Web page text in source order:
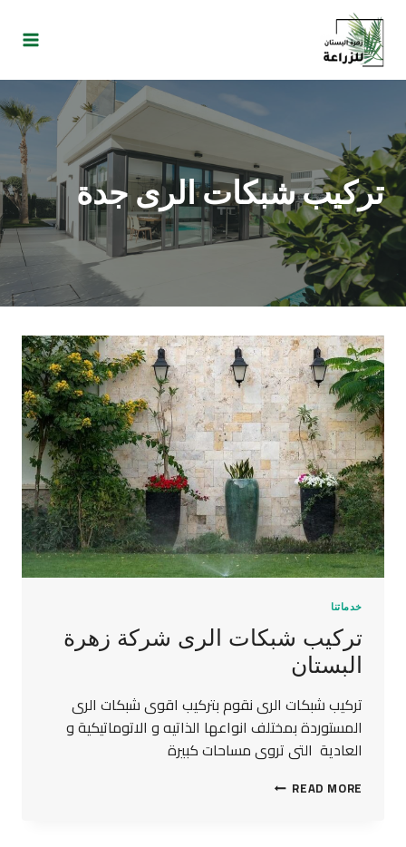
تركيب شبكات الرى جدة
خدماتنا
تركيب شبكات الرى شركة زهرة
البستان
تركيب شبكات الرى نقوم بتركيب اقوى شبكات الرى
المستوردة بمختلف انواعها الذاتيه و الاتوماتيكية و
العادية التى تروى مساحات كبيرة
READ MORE